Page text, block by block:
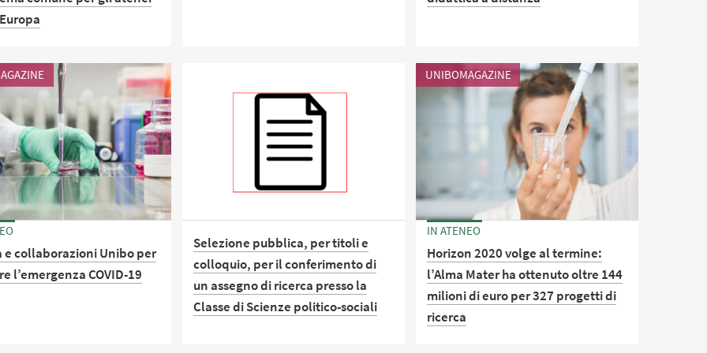
grazie ad Una.Resin, il
nato all'interno
europea: un nuovo
verso la costruzione
del futuro
dall'Associazione "Parliamone Ora"
e collaborazioni Unibo per
l’emergenza COVID-19
Selezione pubblica, per titoli e
colloquio, per il conferimento di
un assegno di ricerca presso la
Classe di Scienze politico-sociali
UNIBOMAGAZINE
IN ATENEO
Horizon 2020 volge al termine:
l’Alma Mater ha ottenuto oltre 144
milioni di euro per 327 progetti di
ricerca